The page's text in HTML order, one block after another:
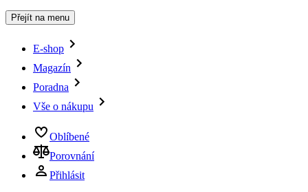
Přejít na menu
E-shop
Magazín
Poradna
Vše o nákupu
Oblíbené
Porovnání
Přihlásit